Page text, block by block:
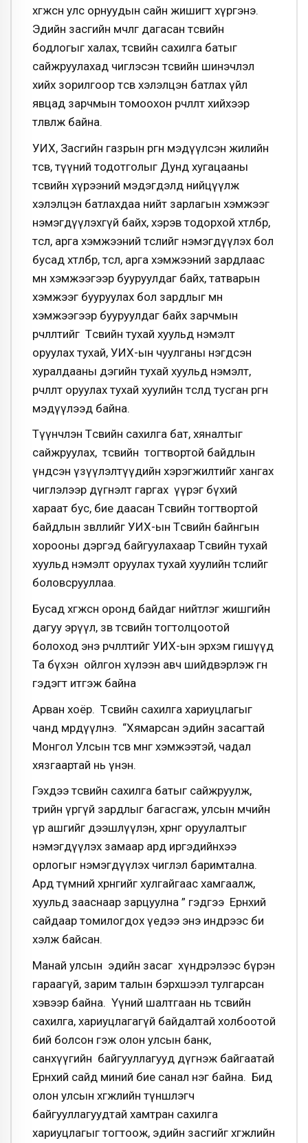
хөгжсөн улс орнуудын сайн жишигт хүргэнэ.
Эдийн засгийн мөчлөг дагасан төсвийн
бодлогыг халах, төсвийн сахилга батыг
сайжруулахад чиглэсэн төсвийн шинэчлэл
хийх зорилгоор төсөв хэлэлцэн батлах үйл
явцад зарчмын томоохон өөрчлөлт хийхээр
төлөвлөж байна.
УИХ, Засгийн газрын өргөн мэдүүлсэн жилийн
төсөв, түүний тодотголыг Дунд хугацааны
төсвийн хүрээний мэдэгдэлд нийцүүлж
хэлэлцэн батлахдаа нийт зарлагын хэмжээг
нэмэгдүүлэхгүй байх, хэрэв тодорхой хөтөлбөр,
төсөл, арга хэмжээний төслийг нэмэгдүүлэх бол
бусад хөтөлбөр, төсөл, арга хэмжээний зардлаас
мөн хэмжээгээр бууруулдаг байх, татварын
хэмжээг бууруулах бол зардлыг мөн
хэмжээгээр бууруулдаг байх зарчмын
өөрчлөлтийг Төсвийн тухай хуульд нэмэлт
оруулах тухай, УИХ-ын чуулганы нэгдсэн
хуралдааны дэгийн тухай хуульд нэмэлт,
өөрчлөлт оруулах тухай хуулийн төсөлд тусган өргөн
мэдүүлээд байна.
Түүнчлэн Төсвийн сахилга бат, хяналтыг
сайжруулах, төсвийн тогтвортой байдлын
үндсэн үзүүлэлтүүдийн хэрэгжилтийг хангах
чиглэлээр дүгнэлт гаргах үүрэг бүхий
хараат бус, бие даасан Төсвийн тогтвортой
байдлын зөвлөлийг УИХ-ын Төсвийн байнгын
хорооны дэргэд байгуулахаар Төсвийн тухай
хуульд нэмэлт оруулах тухай хуулийн төслийг
боловсрууллаа.
Бусад хөгжсөн оронд байдаг нийтлэг жишгийн
дагуу эрүүл, зөв төсвийн тогтолцоотой
болоход энэ өөрчлөлтийг УИХ-ын эрхэм гишүүд
Та бүхэн ойлгон хүлээн авч шийдвэрлэж өгнө
гэдэгт итгэж байна
Арван хоёр. Төсвийн сахилга хариуцлагыг
чанд мөрдүүлнэ. “Хямарсан эдийн засагтай
Монгол Улсын төсөв мөнгө хэмжээтэй, чадал
хязгаартай нь үнэн.
Гэхдээ төсвийн сахилга батыг сайжруулж,
төрийн үргүй зардлыг багасгаж, улсын өмчийн
үр ашгийг дээшлүүлэн, хөрөнгө оруулалтыг
нэмэгдүүлэх замаар ард иргэдийнхээ
орлогыг нэмэгдүүлэх чиглэл баримтална.
Ард түмний хөрөнгийг хулгайгаас хамгаалж,
хуульд зааснаар зарцуулна ” гэдгээ Ерөнхий
сайдаар томилогдох үедээ энэ индрээс би
хэлж байсан.
Манай улсын эдийн засаг хүндрэлээс бүрэн
гараагүй, зарим талын бэрхшээл тулгарсан
хэвээр байна. Үүний шалтгаан нь төсвийн
сахилга, хариуцлагагүй байдалтай холбоотой
бий болсон гэж олон улсын банк,
санхүүгийн байгууллагууд дүгнэж байгаатай
Ерөнхий сайд миний бие санал нэг байна. Бид
олон улсын хөгжлийн түншлэгч
байгууллагуудтай хамтран сахилга
хариуцлагыг тогтоож, эдийн засгийг хөгжлийн